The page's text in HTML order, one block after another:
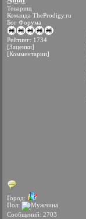
Товарищ
Команда TheProdigy.ru
Бог Форума
Рейтинг: 1734
[Заценки]
[Комментарии]
Город:
Пол:
Сообщений: 2703